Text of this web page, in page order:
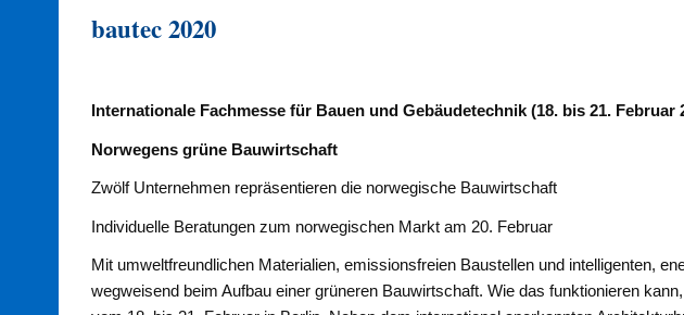
bautec 2020
Internationale Fachmesse für Bauen und Gebäudetechnik (18. bis 21. Februar
Norwegens grüne Bauwirtschaft
Zwölf Unternehmen repräsentieren die norwegische Bauwirtschaft
Individuelle Beratungen zum norwegischen Markt am 20. Februar
Mit umweltfreundlichen Materialien, emissionsfreien Baustellen und intelligenten,
wegweisend beim Aufbau einer grüneren Bauwirtschaft. Wie das funktionieren